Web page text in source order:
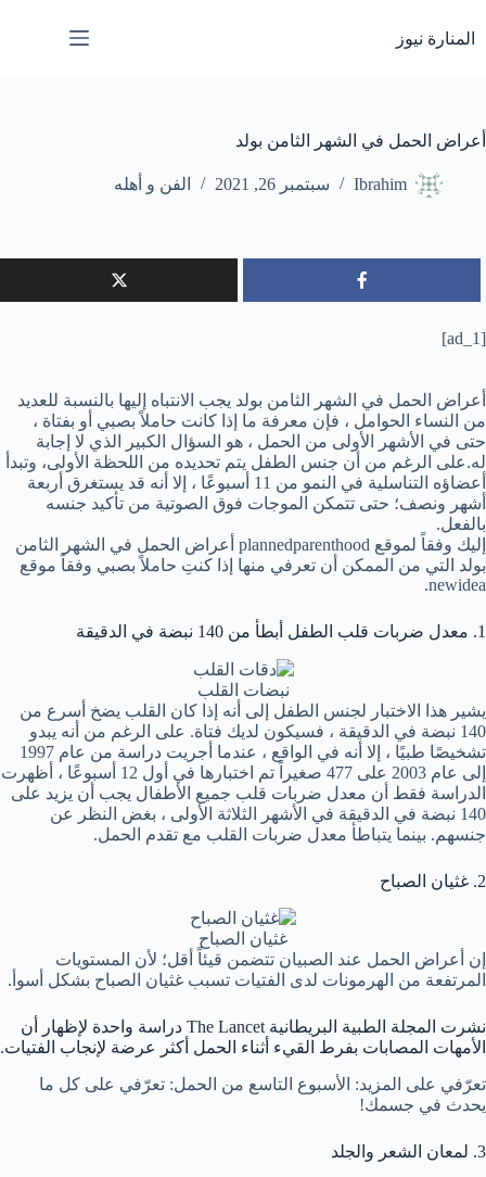
إلى
المحتوى
المنارة نيوز
أعراض الحمل في الشهر الثامن بولد
Ibrahim سبتمبر 26, 2021 الفن و أهله
[ad_1]
أعراض الحمل في الشهر الثامن بولد يجب الانتباه إليها بالنسبة للعديد
من النساء الحوامل ، فإن معرفة ما إذا كانت حاملاً بصبي أو بفتاة ،
حتى في الأشهر الأولى من الحمل ، هو السؤال الكبير الذي لا إجابة
له.على الرغم من أن جنس الطفل يتم تحديده من اللحظة الأولى، وتبدأ
أعضاؤه التناسلية في النمو من 11 أسبوعًا ، إلا أنه قد يستغرق أربعة
أشهر ونصف؛ حتى تتمكن الموجات فوق الصوتية من تأكيد جنسه
بالفعل.
إليك وفقاً لموقع plannedparenthood أعراض الحمل في الشهر الثامن
بولد التي من الممكن أن تعرفي منها إذا كنتِ حاملاً بصبي وفقاً موقع
newidea.
1. معدل ضربات قلب الطفل أبطأ من 140 نبضة في الدقيقة
نبضات القلب
يشير هذا الاختبار لجنس الطفل إلى أنه إذا كان القلب يضخ أسرع من
140 نبضة في الدقيقة ، فسيكون لديك فتاة. على الرغم من أنه يبدو
تشخيصًا طبيًا ، إلا أنه في الواقع ، عندما أجريت دراسة من عام 1997
إلى عام 2003 على 477 صغيراً تم اختبارها في أول 12 أسبوعًا ، أظهرت
الدراسة فقط أن معدل ضربات قلب جميع الأطفال يجب أن يزيد على
140 نبضة في الدقيقة في الأشهر الثلاثة الأولى ، بغض النظر عن
جنسهم. بينما يتباطأ معدل ضربات القلب مع تقدم الحمل.
2. غثيان الصباح
غثيان الصباح
إن أعراض الحمل عند الصبيان تتضمن قيئاً أقل؛ لأن المستويات
المرتفعة من الهرمونات لدى الفتيات تسبب غثيان الصباح بشكل أسوأ.
نشرت المجلة الطبية البريطانية The Lancet دراسة واحدة لإظهار أن
الأمهات المصابات بفرط القيء أثناء الحمل أكثر عرضة لإنجاب الفتيات.
تعرّفي على المزيد: الأسبوع التاسع من الحمل: تعرّفي على كل ما
يحدث في جسمك!
3. لمعان الشعر والجلد